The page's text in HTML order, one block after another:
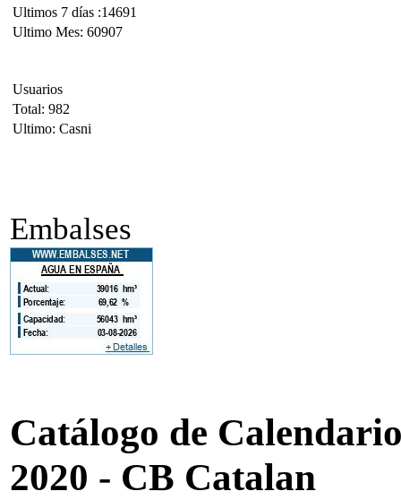
Ultimos 7 días :14691
Ultimo Mes: 60907
Usuarios
Total: 982
Ultimo: Casni
Embalses
Catálogo de
2020 - CB Catalan